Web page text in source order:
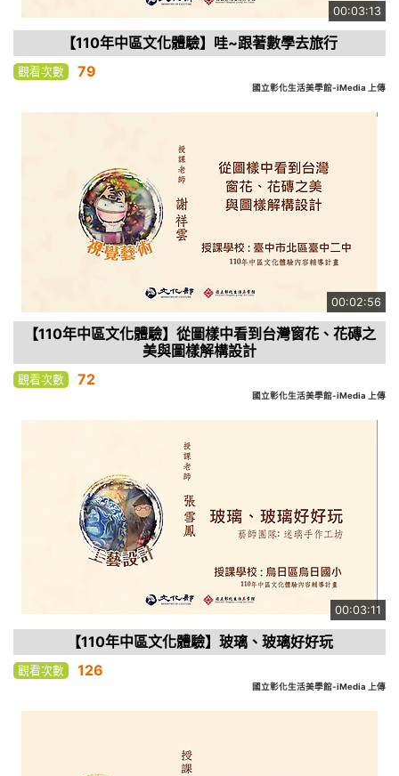
00:03:13
【110年中區文化體驗】哇~跟著數學去旅行
觀看次數 79
國立彰化生活美學館-iMedia 上傳
00:02:56
【110年中區文化體驗】從圖樣中看到台灣窗花、花磚之
美與圖樣解構設計
觀看次數 72
國立彰化生活美學館-iMedia 上傳
00:03:11
【110年中區文化體驗】玻璃、玻璃好好玩
觀看次數 126
國立彰化生活美學館-iMedia 上傳